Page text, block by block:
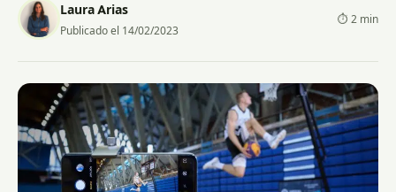
Laura Arias
Publicado el 14/02/2023
⏱ 2 min